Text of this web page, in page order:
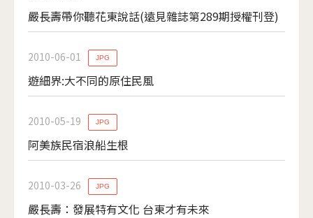
嚴長壽帶你聽花東說話(遠見雜誌第289期授權刊登)
2010-06-01
遊細界:大不同的原住民風
JPG
2010-05-19
阿美族民宿浪船生根
JPG
2010-03-26
嚴長壽：發展特有文化 台東才有未來
JPG